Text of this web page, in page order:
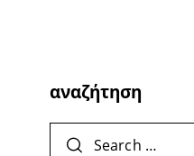
αναζήτηση